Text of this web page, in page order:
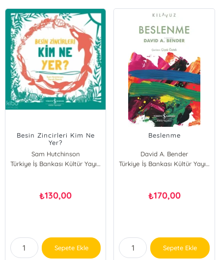
Besin Zincirleri Kim Ne
Yer?
Sam Hutchinson
Türkiye İş Bankası Kültür Yayınları
₺130,00
Sepete Ekle
Beslenme
David A. Bender
Türkiye İş Bankası Kültür Yayınları
₺170,00
Sepete Ekle